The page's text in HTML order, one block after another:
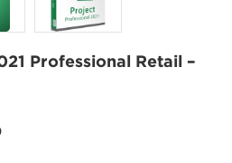
Professional Retail –